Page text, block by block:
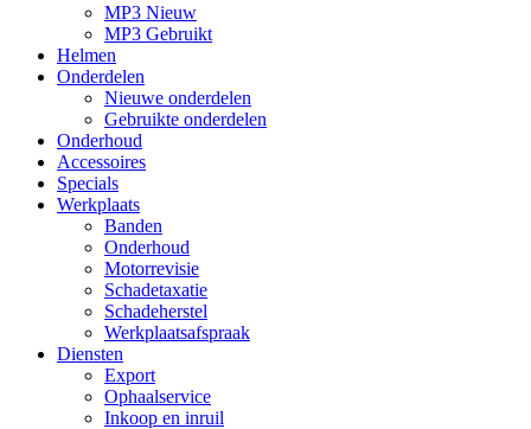
MP3 Nieuw
MP3 Gebruikt
Helmen
Onderdelen
Nieuwe onderdelen
Gebruikte onderdelen
Onderhoud
Accessoires
Specials
Werkplaats
Banden
Onderhoud
Motorrevisie
Schadetaxatie
Schadeherstel
Werkplaatsafspraak
Diensten
Export
Ophaalservice
Inkoop en inruil